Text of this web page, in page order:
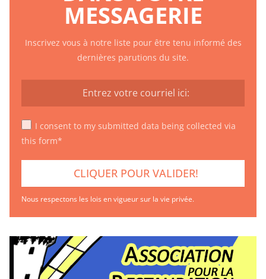
MESSAGERIE
Inscrivez vous à notre liste pour être tenu informé des
dernières parutions du site.
I consent to my submitted data being collected via
this form*
Nous respectons les lois en vigueur sur la vie privée.